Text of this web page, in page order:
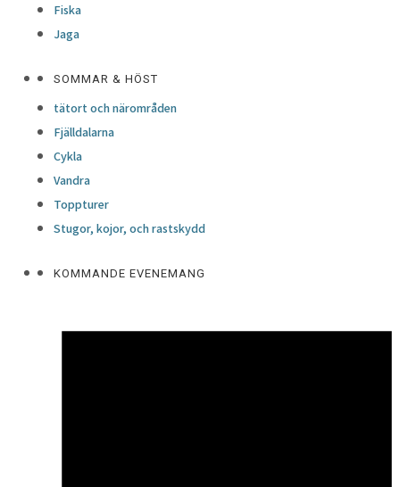
Fiska
Jaga
SOMMAR & HÖST
tätort och närområden
Fjälldalarna
Cykla
Vandra
Toppturer
Stugor, kojor, och rastskydd
KOMMANDE EVENEMANG